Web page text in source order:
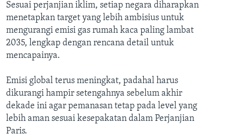
Sesuai perjanjian iklim, setiap negara diharapkan
menetapkan target yang lebih ambisius untuk
mengurangi emisi gas rumah kaca paling lambat
2035, lengkap dengan rencana detail untuk
mencapainya.
Emisi global terus meningkat, padahal harus
dikurangi hampir setengahnya sebelum akhir
dekade ini agar pemanasan tetap pada level yang
lebih aman sesuai kesepakatan dalam Perjanjian
Paris.